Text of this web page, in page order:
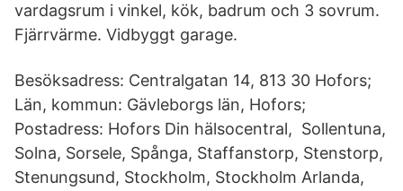
vardagsrum i vinkel, kök, badrum och 3 sovrum.
Fjärrvärme. Vidbyggt garage.
Besöksadress: Centralgatan 14, 813 30 Hofors;
Län, kommun: Gävleborgs län, Hofors;
Postadress: Hofors Din hälsocentral, Sollentuna,
Solna, Sorsele, Spånga, Staffanstorp, Stenstorp,
Stenungsund, Stockholm, Stockholm Arlanda,